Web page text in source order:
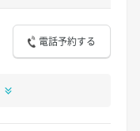
電話予約する